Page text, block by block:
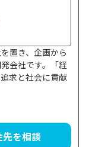
置き、企画から
会社です。「経
求と社会に貢献
先を相談